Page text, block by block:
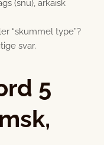
(snu), arkaisk
“skummel type”?
svar.
5